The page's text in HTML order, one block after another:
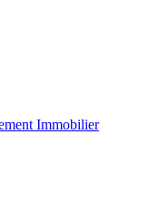
Immobilier